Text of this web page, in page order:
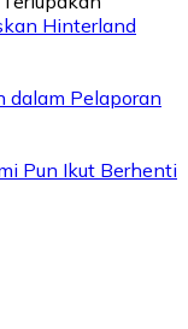
Hinterland
dalam Pelaporan
Pun Ikut Berhenti